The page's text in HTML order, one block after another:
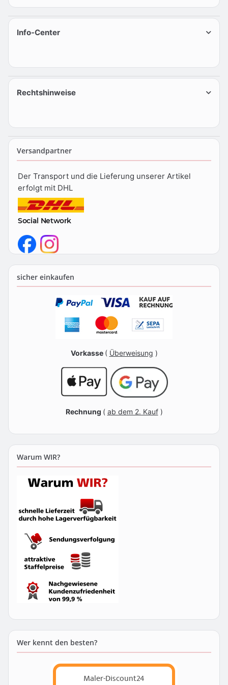
Info-Center
Rechtshinweise
Versandpartner
Der Transport und die Lieferung unserer Artikel
erfolgt mit DHL
Social Network
sicher einkaufen
Vorkasse ( Überweisung )
Rechnung ( ab dem 2. Kauf)
Warum WIR?
Wer kennt den besten?
Maler-Discount24